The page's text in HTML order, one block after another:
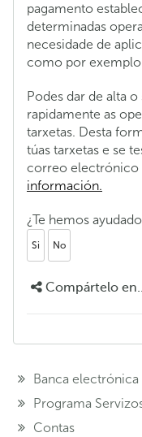
pagamento
determinadas
necesidade de
como por
Podes dar de alta
rapidamente as
tarxetas. Desta
túas tarxetas e se
correo electrónico
información.
¿Te hemos
Si No
Compártelo
Banca electrónica
Programa
Contas